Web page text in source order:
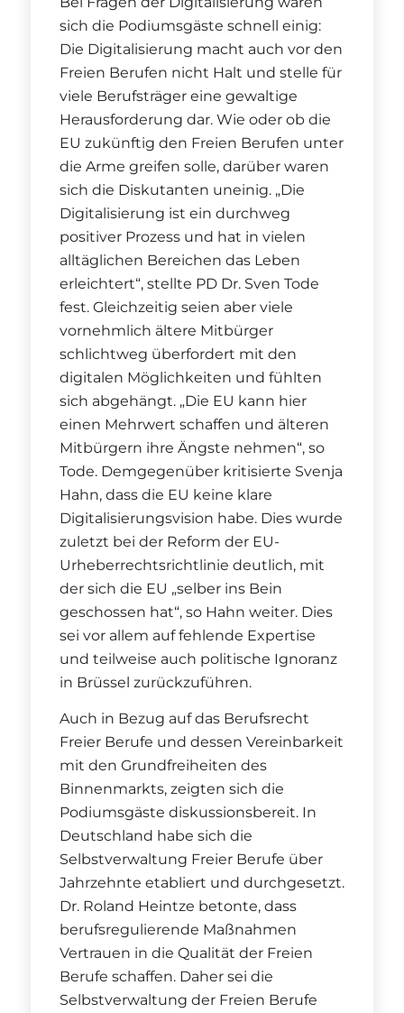
sich die Podiumsgäste schnell einig:
Die Digitalisierung macht auch vor den
Freien Berufen nicht Halt und stelle für
viele Berufsträger eine gewaltige
Herausforderung dar. Wie oder ob die
EU zukünftig den Freien Berufen unter
die Arme greifen solle, darüber waren
sich die Diskutanten uneinig. „Die
Digitalisierung ist ein durchweg
positiver Prozess und hat in vielen
alltäglichen Bereichen das Leben
erleichtert“, stellte PD Dr. Sven Tode
fest. Gleichzeitig seien aber viele
vornehmlich ältere Mitbürger
schlichtweg überfordert mit den
digitalen Möglichkeiten und fühlten
sich abgehängt. „Die EU kann hier
einen Mehrwert schaffen und älteren
Mitbürgern ihre Ängste nehmen“, so
Tode. Demgegenüber kritisierte Svenja
Hahn, dass die EU keine klare
Digitalisierungsvision habe. Dies wurde
zuletzt bei der Reform der EU-
Urheberrechtsrichtlinie deutlich, mit
der sich die EU „selber ins Bein
geschossen hat“, so Hahn weiter. Dies
sei vor allem auf fehlende Expertise
und teilweise auch politische Ignoranz
in Brüssel zurückzuführen.
Auch in Bezug auf das Berufsrecht
Freier Berufe und dessen Vereinbarkeit
mit den Grundfreiheiten des
Binnenmarkts, zeigten sich die
Podiumsgäste diskussionsbereit. In
Deutschland habe sich die
Selbstverwaltung Freier Berufe über
Jahrzehnte etabliert und durchgesetzt.
Dr. Roland Heintze betonte, dass
berufsregulierende Maßnahmen
Vertrauen in die Qualität der Freien
Berufe schaffen. Daher sei die
Selbstverwaltung der Freien Berufe